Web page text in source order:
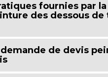
fournies par
des dessous de
de devis